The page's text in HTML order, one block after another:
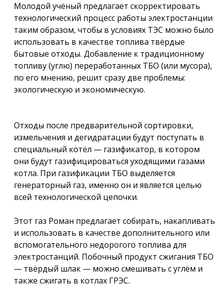
Молодой учёный предлагает скорректировать
технологический процесс работы электростанции
таким образом, чтобы в условиях ТЭС можно было
использовать в качестве топлива твёрдые
бытовые отходы. Добавление к традиционному
топливу (углю) переработанных ТБО (или мусора),
по его мнению, решит сразу две проблемы:
экологическую и экономическую.
Отходы после предварительной сортировки,
измельчения и дегидратации будут поступать в
специальный котёл — газификатор, в котором
они будут газифицироваться уходящими газами
котла. При газификации ТБО выделяется
генераторный газ, именно он и является целью
всей технологической цепочки.
Этот газ Роман предлагает собирать, накапливать
и использовать в качестве дополнительного или
вспомогательного недорогого топлива для
электростанций. Побочный продукт сжигания ТБО
— твёрдый шлак — можно смешивать с углём и
также сжигать в котлах ГРЭС.